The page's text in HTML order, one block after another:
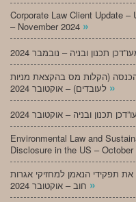
Corporate Law Client Update
– November 2024 »
הכנסה (הקלות מס בהקצאת מניות
»
Environmental Law and
Disclosure in the US – October
את תפקידי הנאמן למחזיקי אגרות
»